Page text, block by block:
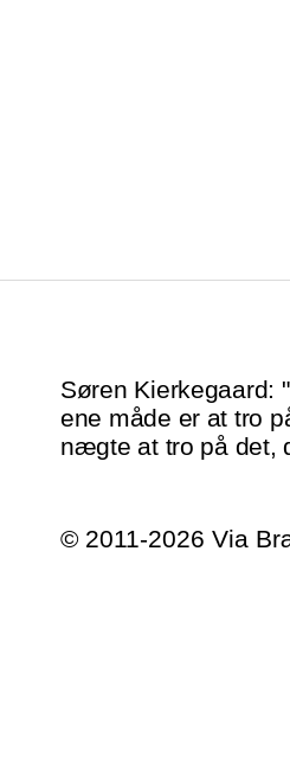
Søren Kierkegaard:
ene måde er at tro
nægte at tro på det,
© 2011-2026 Via